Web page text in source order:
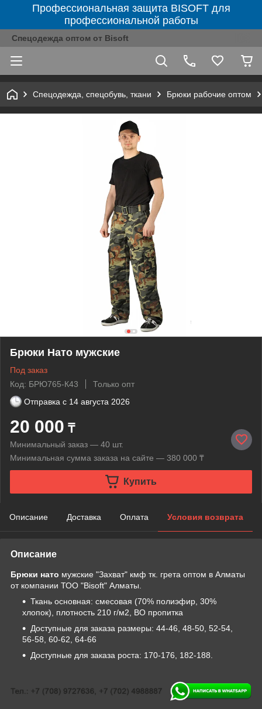
Профессиональная защита BISOFT для
профессиональной работы
Спецодежда оптом от Bisoft
Спецодежда, спецобувь, ткани Брюки рабочие оптом
Брюки Нато мужские
Под заказ
Код: БРЮ765-К43
Только опт
Отправка с 14 августа 2026
20 000 ₸
Минимальный заказ — 40 шт.
Минимальная сумма заказа на сайте — 380 000 ₸
Купить
Описание Доставка Оплата Условия возврата
Описание
Брюки нато мужские "Захват" кмф тк. грета оптом в Алматы
от компании ТОО "Bisoft" Алматы.
Ткань основная: смесовая (70% полиэфир, 30%
хлопок), плотность 210 г/м2, ВО пропитка
Доступные для заказа размеры: 44-46, 48-50, 52-54,
56-58, 60-62, 64-66
Доступные для заказа роста: 170-176, 182-188.